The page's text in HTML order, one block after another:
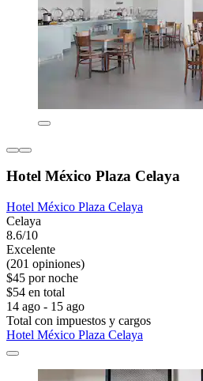
Hotel México Plaza Celaya
Hotel México Plaza Celaya
Celaya
8.6/10
Excelente
(201 opiniones)
$45 por noche
$54 en total
14 ago - 15 ago
Total con impuestos y cargos
Hotel México Plaza Celaya